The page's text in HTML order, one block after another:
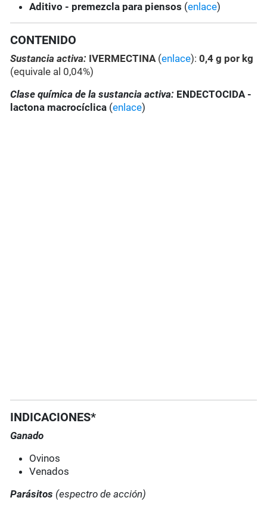
Aditivo - premezcla para piensos (enlace)
CONTENIDO
Sustancia activa: IVERMECTINA (enlace):0,4 g por kg
(equivale al 0,04%)
Clase química de la sustancia activa: ENDECTOCIDA -
lactona macrocíclica (enlace)
INDICACIONES*
Ganado
Ovinos
Venados
Parásitos (espectro de acción)